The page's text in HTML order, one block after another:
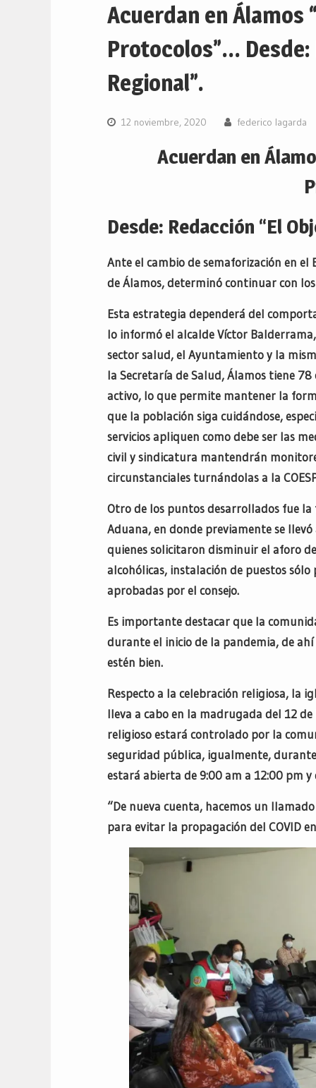
Acuerdan en Álamos
Protocolos”… Desde:
Regional”.
12 noviembre, 2020 federico lagarda
Acuerdan en
Desde: Redacción “El
Ante el cambio de semaforización en el
de Álamos, determinó continuar con
Esta estrategia dependerá del
lo informó el alcalde Víctor
sector salud, el Ayuntamiento y la
la Secretaría de Salud, Álamos tiene
activo, lo que permite mantener la
que la población siga cuidándose,
servicios apliquen como debe ser las
civil y sindicatura mantendrán
circunstanciales turnándolas a la
Otro de los puntos desarrollados fue la
Aduana, en donde previamente se
quienes solicitaron disminuir el aforo
alcohólicas, instalación de puestos
aprobadas por el consejo.
Es importante destacar que la
durante el inicio de la pandemia, de
estén bien.
Respecto a la celebración religiosa, la
lleva a cabo en la madrugada del 12
religioso estará controlado por la
seguridad pública, igualmente,
estará abierta de 9:00 am a 12:00 pm y
“De nueva cuenta, hacemos un
para evitar la propagación del COVID